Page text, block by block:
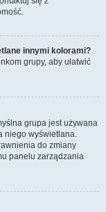
innymi kolorami?
grupy, aby ułatwić
grupa jest używana
niego wyświetlana.
do zmiany
panelu zarządzania